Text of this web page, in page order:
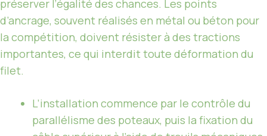
préserver l’égalité des chances. Les points
d’ancrage, souvent réalisés en métal ou béton pour
la compétition, doivent résister à des tractions
importantes, ce qui interdit toute déformation du
filet.
L’installation commence par le contrôle du
parallélisme des poteaux, puis la fixation du